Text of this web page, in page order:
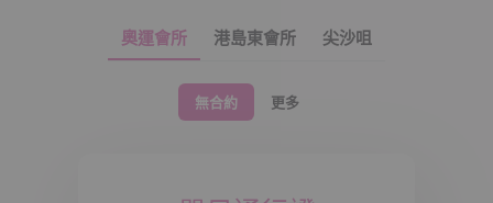
立刻加入THE ONE，先體驗，再選擇：
https://waterfall.com.hk/product/august-online-
exclusive-bring-a-friend-offer/
DM 我哋查詢更多詳請：
*優惠不可與其他優惠同時使用。
奧運會所 港島東會所 尖沙咀
無合約 更多